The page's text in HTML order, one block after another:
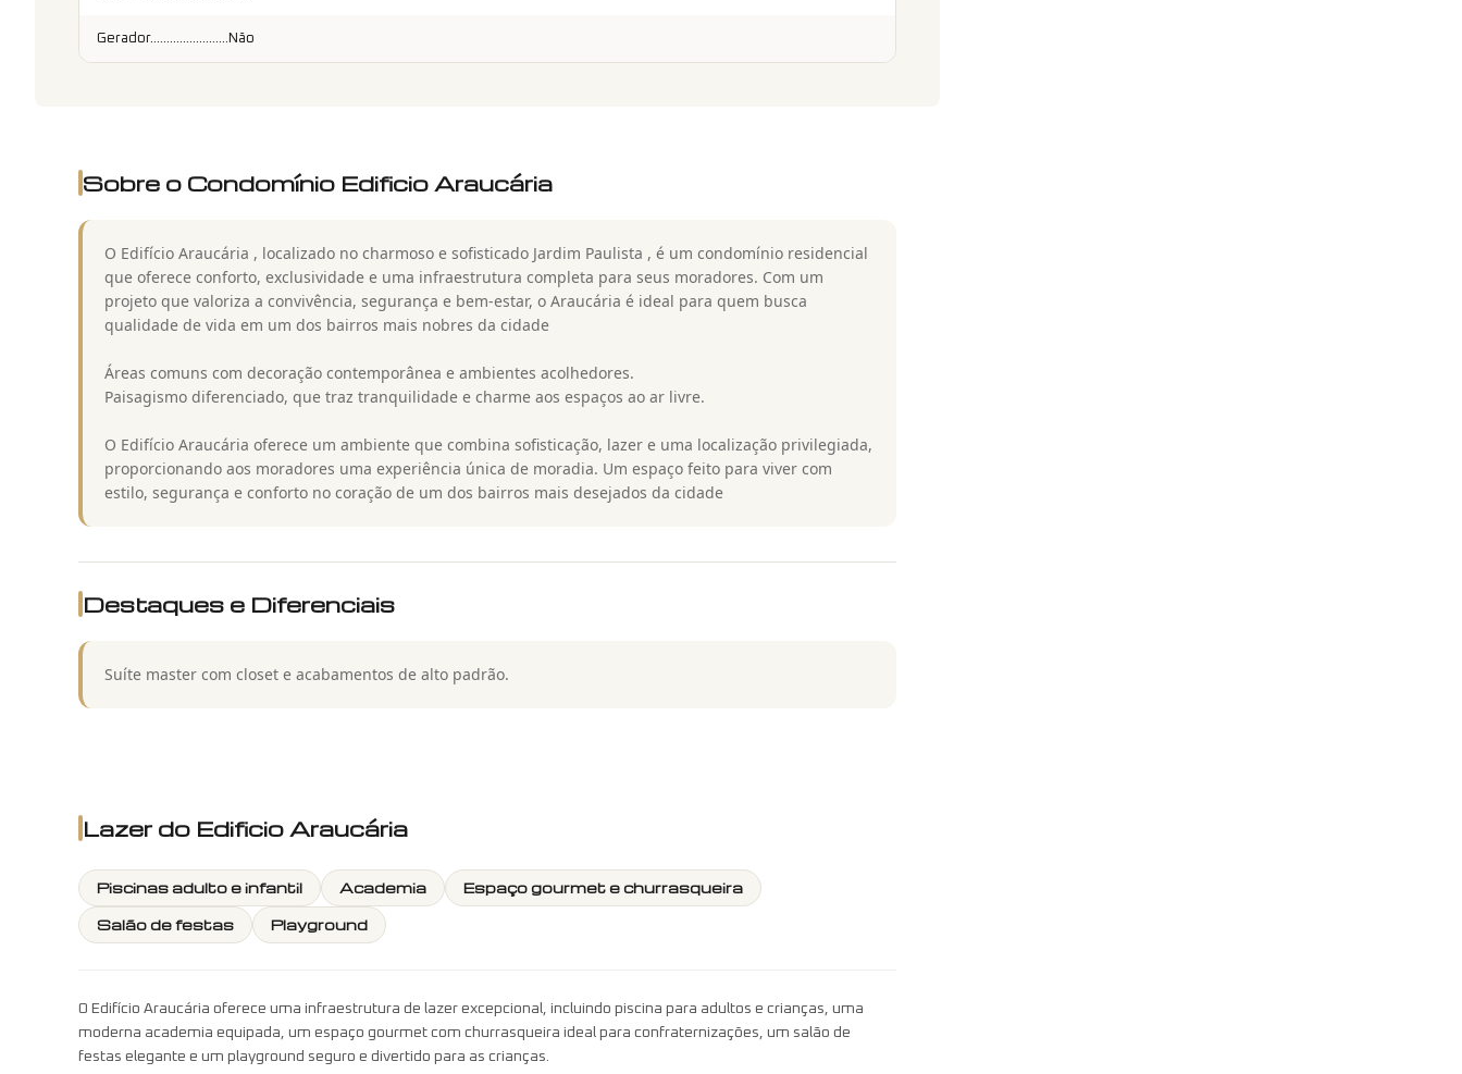
Gerador........................Não
Sobre o Condomínio Edificio Araucária
O Edifício Araucária , localizado no charmoso e sofisticado Jardim Paulista , é um condomínio residencial
que oferece conforto, exclusividade e uma infraestrutura completa para seus moradores. Com um
projeto que valoriza a convivência, segurança e bem-estar, o Araucária é ideal para quem busca
qualidade de vida em um dos bairros mais nobres da cidade
Áreas comuns com decoração contemporânea e ambientes acolhedores.
Paisagismo diferenciado, que traz tranquilidade e charme aos espaços ao ar livre.
O Edifício Araucária oferece um ambiente que combina sofisticação, lazer e uma localização privilegiada,
proporcionando aos moradores uma experiência única de moradia. Um espaço feito para viver com
estilo, segurança e conforto no coração de um dos bairros mais desejados da cidade
Destaques e Diferenciais
Suíte master com closet e acabamentos de alto padrão.
Lazer do Edificio Araucária
Piscinas adulto e infantil Academia
Espaço gourmet e churrasqueira
Salão de festas
Playground
O Edifício Araucária oferece uma infraestrutura de lazer excepcional, incluindo piscina para adultos e crianças, uma
moderna academia equipada, um espaço gourmet com churrasqueira ideal para confraternizações, um salão de
festas elegante e um playground seguro e divertido para as crianças.